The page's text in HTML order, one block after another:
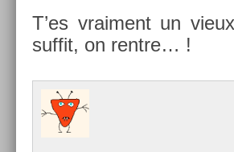
T’es vrai­ment un
suf­fit, on re­ntre… !